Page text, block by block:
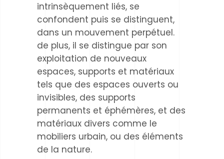
intrinsèquement liés, se
confondent puis se distinguent,
dans un mouvement perpétuel.
de plus, il se distingue par son
exploitation de nouveaux
espaces, supports et matériaux
tels que des espaces ouverts ou
invisibles, des supports
permanents et éphémères, et des
matériaux divers comme le
mobiliers urbain, ou des éléments
de la nature.